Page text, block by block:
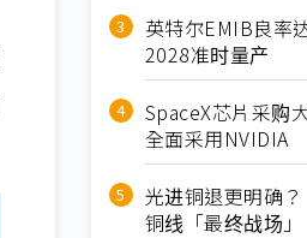
英特尔EMIB良率
2028准时量产
SpaceX芯片采
全面采用NVIDIA
光进铜退更明确
铜线「最终战场」